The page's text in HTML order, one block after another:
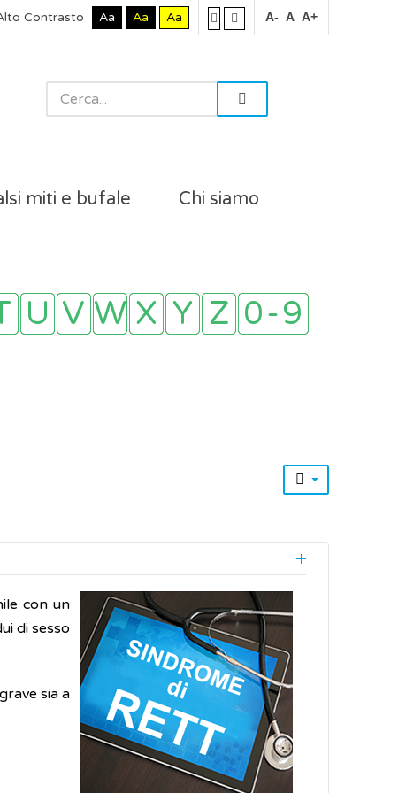
Contrasto Aa Aa Aa A- A A+
miti e bufale Chi siamo
con un
di sesso
sia a